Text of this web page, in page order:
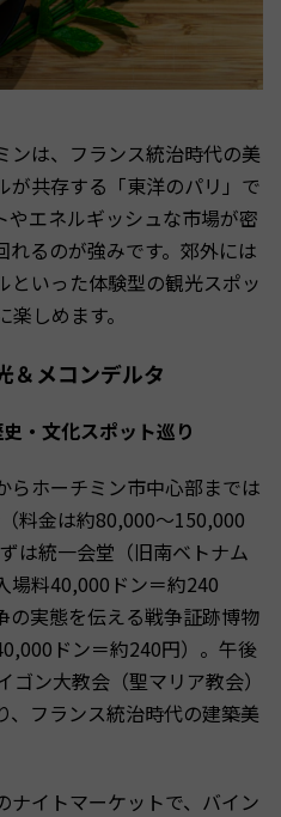
ンは、フランス統治時代の美
が共存する「東洋のパリ」で
やエネルギッシュな市場が密
るのが強みです。郊外には
といった体験型の観光スポッ
しめます。
＆メコンデルタ
・文化スポット巡り
らホーチミン市中心部までは
料金は約80,000〜150,000
は統一会堂（旧南ベトナム
場料40,000ドン＝約240
の実態を伝える戦争証跡博物
ドン＝約240円）。午後
ン大教会（聖マリア教会）
、フランス統治時代の建築美
ナイトマーケットで、バイン